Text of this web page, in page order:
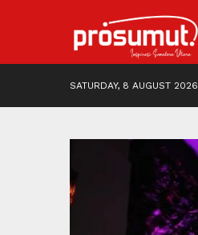
SATURDAY, 8 AUGUST 2026